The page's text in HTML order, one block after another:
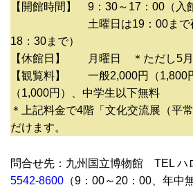
【開館時間】 9：30～17：00（入
土曜日は19：00まで夜間
18：30まで）
【休館日】 月曜日 ＊ただし5月
【観覧料】 一般2,000円（1,800
（1,000円）、中学生以下無料
＊上記料金で4階「文化交流展（平
だけます。
問合せ先：九州国立博物館 TEL ハ
5542-8600 （9：00～20：00、年中